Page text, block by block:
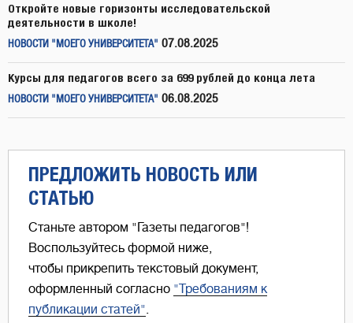
Откройте новые горизонты исследовательской
деятельности в школе!
НОВОСТИ "МОЕГО УНИВЕРСИТЕТА" 07.08.2025
Курсы для педагогов всего за 699 рублей до конца лета
НОВОСТИ "МОЕГО УНИВЕРСИТЕТА" 06.08.2025
ПРЕДЛОЖИТЬ НОВОСТЬ ИЛИ
СТАТЬЮ
Станьте автором "Газеты педагогов"!
Воспользуйтесь формой ниже,
чтобы прикрепить текстовый документ,
оформленный согласно "Требованиям к
публикации статей"